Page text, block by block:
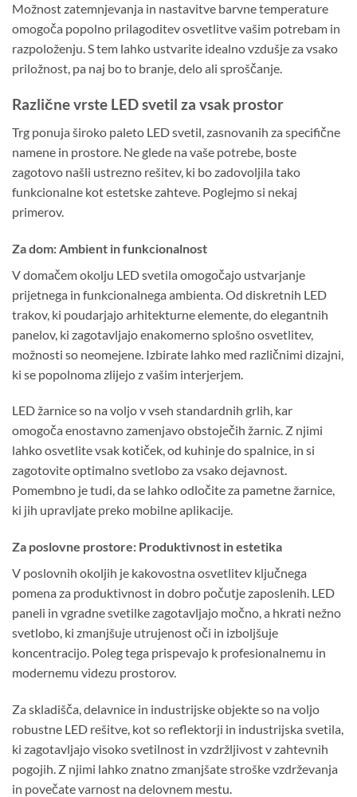
Možnost zatemnjevanja in nastavitve barvne temperature
omogoča popolno prilagoditev osvetlitve vašim potrebam in
razpoloženju. S tem lahko ustvarite idealno vzdušje za vsako
priložnost, pa naj bo to branje, delo ali sproščanje.
Različne vrste LED svetil za vsak prostor
Trg ponuja široko paleto LED svetil, zasnovanih za specifične
namene in prostore. Ne glede na vaše potrebe, boste
zagotovo našli ustrezno rešitev, ki bo zadovoljila tako
funkcionalne kot estetske zahteve. Poglejmo si nekaj
primerov.
Za dom: Ambient in funkcionalnost
V domačem okolju LED svetila omogočajo ustvarjanje
prijetnega in funkcionalnega ambienta. Od diskretnih LED
trakov, ki poudarjajo arhitekturne elemente, do elegantnih
panelov, ki zagotavljajo enakomerno splošno osvetlitev,
možnosti so neomejene. Izbirate lahko med različnimi dizajni,
ki se popolnoma zlijejo z vašim interjerjem.
LED žarnice so na voljo v vseh standardnih grlih, kar
omogoča enostavno zamenjavo obstoječih žarnic. Z njimi
lahko osvetlite vsak kotiček, od kuhinje do spalnice, in si
zagotovite optimalno svetlobo za vsako dejavnost.
Pomembno je tudi, da se lahko odločite za pametne žarnice,
ki jih upravljate preko mobilne aplikacije.
Za poslovne prostore: Produktivnost in estetika
V poslovnih okoljih je kakovostna osvetlitev ključnega
pomena za produktivnost in dobro počutje zaposlenih. LED
paneli in vgradne svetilke zagotavljajo močno, a hkrati nežno
svetlobo, ki zmanjšuje utrujenost oči in izboljšuje
koncentracijo. Poleg tega prispevajo k profesionalnemu in
modernemu videzu prostorov.
Za skladišča, delavnice in industrijske objekte so na voljo
robustne LED rešitve, kot so reflektorji in industrijska svetila,
ki zagotavljajo visoko svetilnost in vzdržljivost v zahtevnih
pogojih. Z njimi lahko znatno zmanjšate stroške vzdrževanja
in povečate varnost na delovnem mestu.